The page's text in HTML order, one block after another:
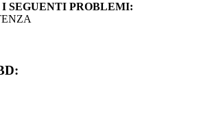
I SEGUENTI PROBLEMI: